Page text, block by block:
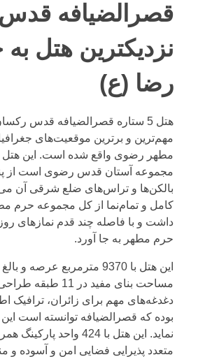
قصرالضیافه
نزدیکترین هتل
رضا (ع)
هتل 5 ستاره قصرالضیافه قدس
مهم‌ترین و برترین موقعیت‌های
مطهر رضوی واقع شده است. این
مجموعه آستان قدس رضوی است از
بالکن‌ها و تراس‌های ضلع شرقی آن
کامل و تمام‌نما از کل مجموعه حرم
داشت و با فاصله چند قدم نمازهای
حرم مطهر به جا آورد.
مساحت بنای مفید در
دغدغه‌های مهم برای زائران، ترافیک
بوده که قصرالضیافه توانسته است
نماید. این هتل با 424 واحد
متعدد پذیرایی فضایی امن و آسوده و